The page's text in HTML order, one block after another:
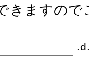
きますの